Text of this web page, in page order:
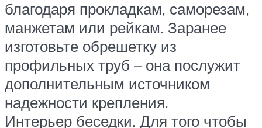
благодаря прокладкам, саморезам,
манжетам или рейкам. Заранее
изготовьте обрешетку из
профильных труб – она послужит
дополнительным источником
надежности крепления.
Интерьер беседки. Для того чтобы